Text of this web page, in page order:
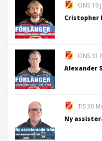
ONS 19
Cristopher
ONS 31
Alexander
TIS 30
Ny